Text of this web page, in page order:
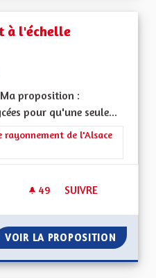
à l'échelle
proposition :
pour qu'une seule...
: La Culture, l'Education et
rayonnement de l'Alsace
49 49 ABONNÉS
SUIVRE
VOIR LA PROPOSITION